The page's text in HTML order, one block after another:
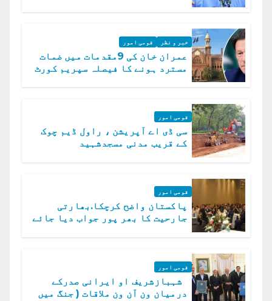
خبر و نظر قومی امور
عمران خان کی 9مقدمات میں ضمات
مسترد ہونے کا فیصلہ سپریم کورٹ
قومی امور
سی ڈی اے آپریشن ، راول ڈیم چوک
کے قریب مدنی مسجدشہید
قومی امور
پاکستان واضح کرچکا.بھارتی
جارحیت کا بھر پور جواب دیا جائے
قومی امور
شہبازشریف او ایرانی صدرکے
درمیان ون آن ون ملاقات ( جنگ میں